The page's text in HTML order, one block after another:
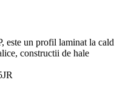
este un profil laminat la cald
constructii de hale